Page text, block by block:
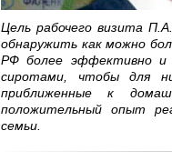
Цель рабочего визита
обнаружить как можно
РФ более эффективно
сиротами, чтобы для
приближенные к
положительный опыт
семьи.